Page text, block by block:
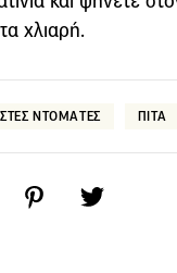
χλιαρή.
ΝΤΟΜΑΤΕΣ ΠΙΤΑ